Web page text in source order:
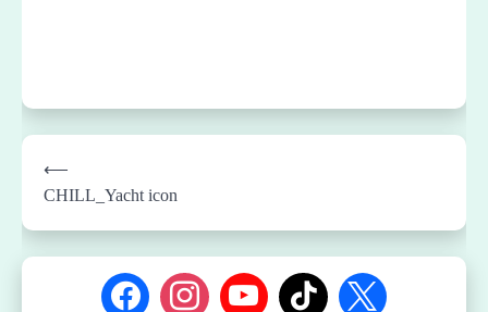
Post
navigation
⟵
CHILL_Yacht icon